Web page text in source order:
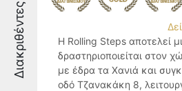
Διακριθέντες
Η Rolling Steps αποτελεί
δραστηριοποιείται στον
με έδρα τα Χανιά και
οδό Τζανακάκη 8,